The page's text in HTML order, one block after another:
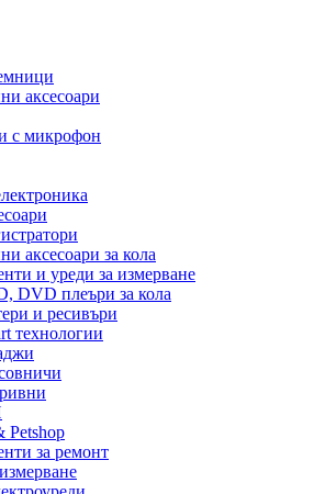
аксесоари
с микрофон
аксесоари за кола
и уреди за измерване
DVD плеъри за кола
и ресивъри
технологии
Petshop
за ремонт